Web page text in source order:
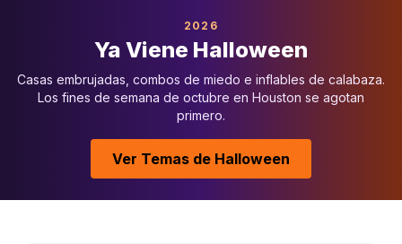
2026
Ya Viene Halloween
Casas embrujadas, combos de miedo e inflables de calabaza.
Los fines de semana de octubre en Houston se agotan
primero.
Ver Temas de Halloween